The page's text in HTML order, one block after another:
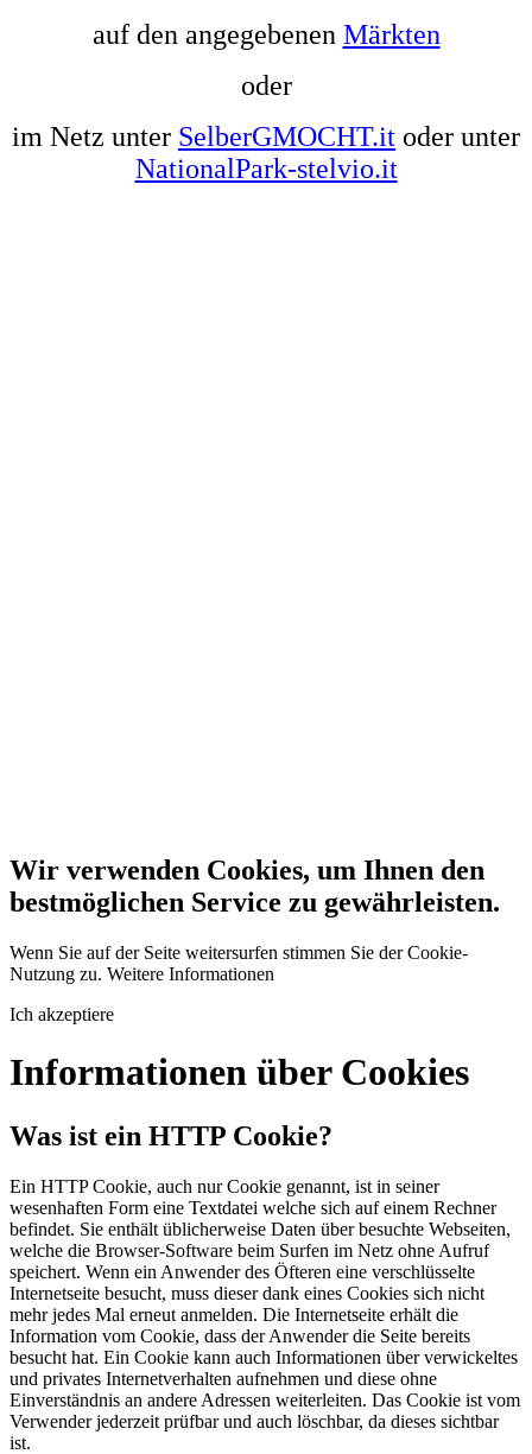
auf den angegebenen Märkten
oder
im Netz unter SelberGMOCHT.it oder unter
NationalPark-stelvio.it
Wir verwenden Cookies, um Ihnen den
bestmöglichen Service zu gewährleisten.
Wenn Sie auf der Seite weitersurfen stimmen Sie der Cookie-
Nutzung zu. Weitere Informationen
Ich akzeptiere
Informationen über Cookies
Was ist ein HTTP Cookie?
Ein HTTP Cookie, auch nur Cookie genannt, ist in seiner
wesenhaften Form eine Textdatei welche sich auf einem Rechner
befindet. Sie enthält üblicherweise Daten über besuchte Webseiten,
welche die Browser-Software beim Surfen im Netz ohne Aufruf
speichert. Wenn ein Anwender des Öfteren eine verschlüsselte
Internetseite besucht, muss dieser dank eines Cookies sich nicht
mehr jedes Mal erneut anmelden. Die Internetseite erhält die
Information vom Cookie, dass der Anwender die Seite bereits
besucht hat. Ein Cookie kann auch Informationen über verwickeltes
und privates Internetverhalten aufnehmen und diese ohne
Einverständnis an andere Adressen weiterleiten. Das Cookie ist vom
Verwender jederzeit prüfbar und auch löschbar, da dieses sichtbar
ist.